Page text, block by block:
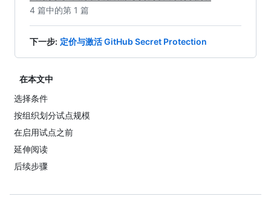
4 篇中的第 1 篇
下一步: 定价与激活 GitHub Secret Protection
在本文中
选择条件
按组织划分试点规模
在启用试点之前
延伸阅读
后续步骤